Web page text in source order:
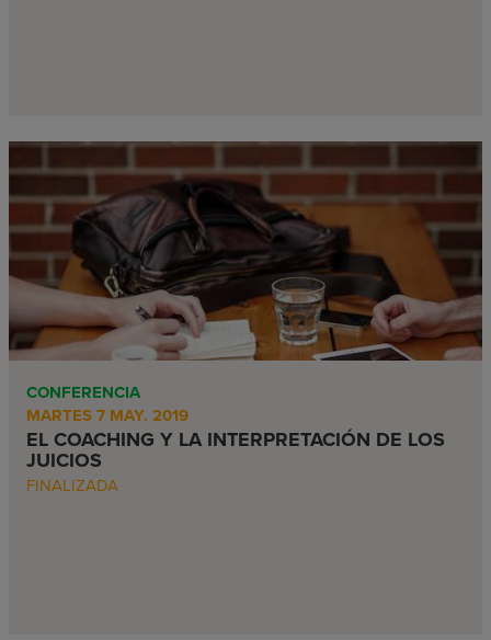
CONFERENCIA
MARTES 7 MAY. 2019
EL COACHING Y LA INTERPRETACIÓN DE LOS
JUICIOS
FINALIZADA